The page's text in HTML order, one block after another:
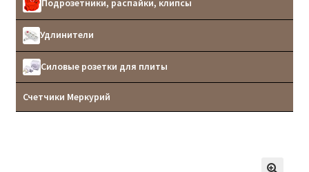
Подрозетники, распайки, клипсы
Удлинители
Силовые розетки для плиты
Счетчики Меркурий